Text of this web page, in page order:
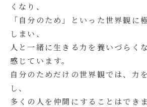
くなり、
「自分のため」といった世界観に
しまい、
人と一緒に生きる力を養いづらく
感じています。
自分のためだけの世界観では、力
し、
多くの人を仲間にすることはでき